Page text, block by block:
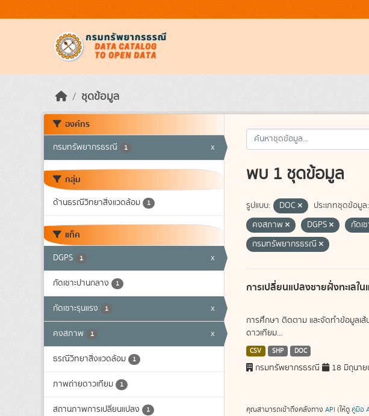
ชุดข้อมูล
องค์กร
กรมทรัพยากรธรณี 1 x
กลุ่ม
ด้านธรณีวิทยาสิ่งแวดล้อม 1
แท็ค
DGPS 1 x
กัดเซาะปานกลาง 1
กัดเซาะรุนแรง 1 x
คงสภาพ 1 x
ธรณีวิทยาสิ่งแวดล้อม 1
ภาพถ่ายดาวเทียม 1
สถานภาพการเปลี่ยนแปลง 1
พบ 1 ชุดข้อมูล
รูปแบบ: DOC ประเภทชุดข้อมูล:
คงสภาพ
DGPS กัดเ
กรมทรัพยากรธรณี
การเปลี่ยนแปลงชายฝั่งทะเลใน
การศึกษา ติดตาม และจัดทำข้อมูลเส้
ดาวเทียม...
CSV SHP DOC
กรมทรัพยากรธรณี 18 มิถุนาย
คุณสามารถเข้าถึงคลังทาง API (ให้ดู คู่มือ